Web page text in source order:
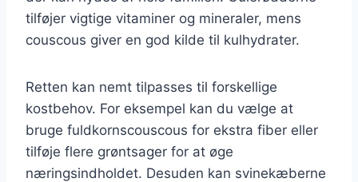
tilføjer vigtige vitaminer og mineraler, mens
couscous giver en god kilde til kulhydrater.
Retten kan nemt tilpasses til forskellige
kostbehov. For eksempel kan du vælge at
bruge fuldkornscouscous for ekstra fiber eller
tilføje flere grøntsager for at øge
næringsindholdet. Desuden kan svinekæberne